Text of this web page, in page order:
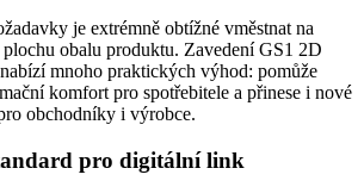
je extrémně obtížné vměstnat na
obalu produktu. Zavedení GS1 2D
mnoho praktických výhod: pomůže
komfort pro spotřebitele a přinese i nové
obchodníky i výrobce.
pro digitální link